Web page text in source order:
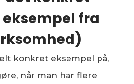
eksempel fra
konkret eksempel på,
når man har flere